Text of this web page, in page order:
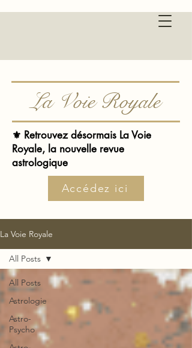
La Voie Royale
⚜️ Retrouvez désormais La Voie
Royale, la nouvelle revue
astrologique
Accédez ici
La Voie Royale
All Posts
Astrologie
Astro-
Psycho
All Posts